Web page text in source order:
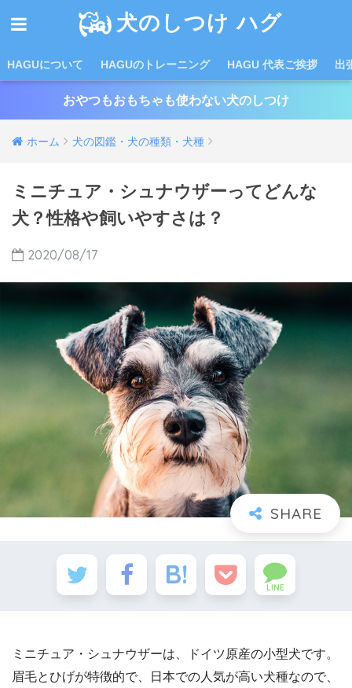
犬のしつけ ハグ
HAGUについて HAGUのトレーニング HAGU 代表ご挨拶 出
おやつもおもちゃも使わない犬のしつけ
ホーム 犬の図鑑・犬の種類・犬種
ミニチュア・シュナウザーってどんな
犬？性格や飼いやすさは？
2020/08/17
LINE
ミニチュア・シュナウザーは、ドイツ原産の小型犬です。
眉毛とひげが特徴的で、日本での人気が高い犬種なので、